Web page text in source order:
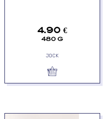
4.90 €
480 G
JOCK